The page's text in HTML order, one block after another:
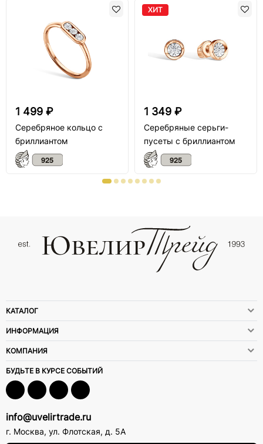
1 499 ₽
Серебряное кольцо с
бриллиантом
ХИТ
1 349 ₽
Серебряные серьги-
пусеты с бриллиантом
КАТАЛОГ
ИНФОРМАЦИЯ
КОМПАНИЯ
БУДЬТЕ В КУРСЕ СОБЫТИЙ
info@uvelirtrade.ru
г. Москва, ул. Флотская, д. 5А